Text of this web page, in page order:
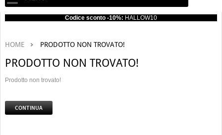
Codice sconto -10%: HALLOW10
HOME PRODOTTO NON TROVATO!
PRODOTTO NON TROVATO!
Prodotto non trovato!
CONTINUA